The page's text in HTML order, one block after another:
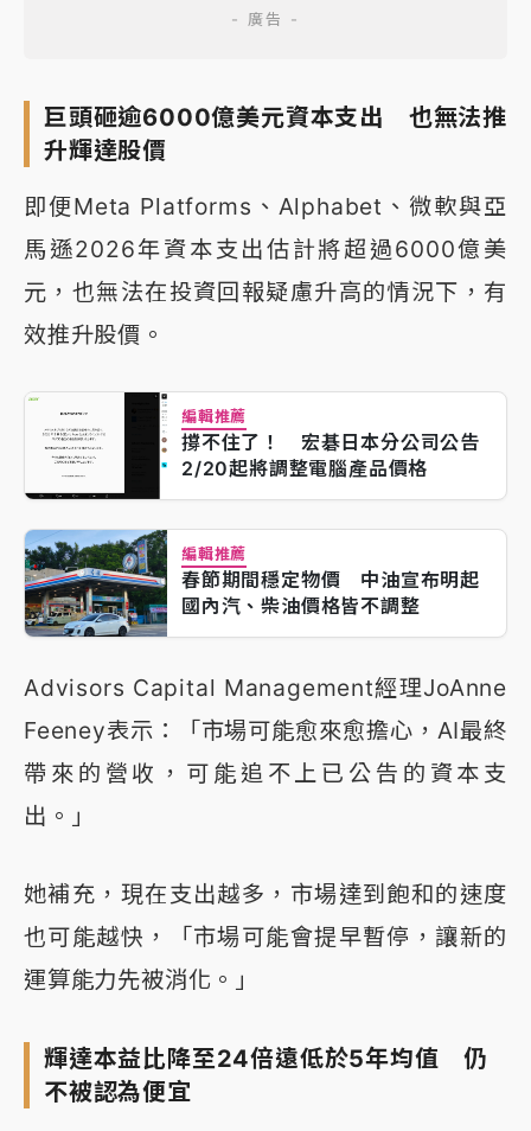
巨頭砸逾6000億美元資本支出 也無法推
升輝達股價
即便Meta Platforms、Alphabet、微軟與亞
馬遜2026年資本支出估計將超過6000億美
元，也無法在投資回報疑慮升高的情況下，有
效推升股價。
編輯推薦
撐不住了！ 宏碁日本分公司公告
2/20起將調整電腦產品價格
編輯推薦
春節期間穩定物價 中油宣布明起
國內汽、柴油價格皆不調整
Advisors Capital Management經理JoAnne
Feeney表示：「市場可能愈來愈擔心，AI最終
帶來的營收，可能追不上已公告的資本支
出。」
她補充，現在支出越多，市場達到飽和的速度
也可能越快，「市場可能會提早暫停，讓新的
運算能力先被消化。」
輝達本益比降至24倍遠低於5年均值 仍
不被認為便宜